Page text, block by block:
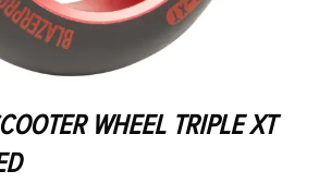
WHEEL TRIPLE XT